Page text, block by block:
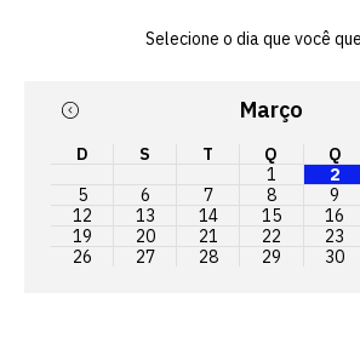
Selecione o dia que você
Março
D S T Q Q
1
2
5
6 7 8 9
12
13 14 15 16
19
20 21 22 23
26
27 28 29 30